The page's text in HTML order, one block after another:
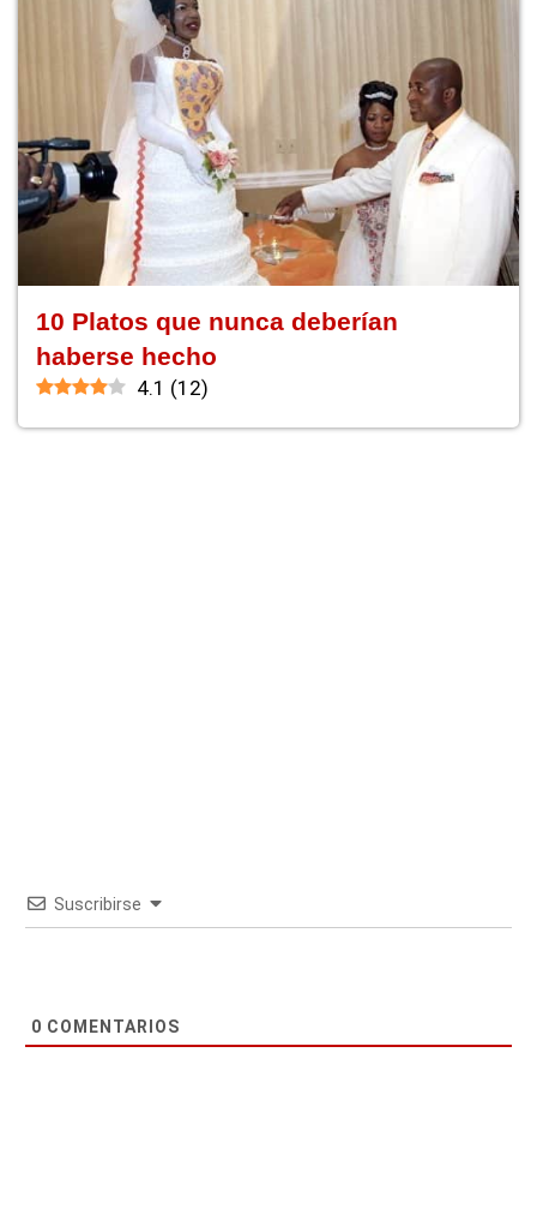
10 Platos que nunca deberían
haberse hecho
4.1 (12)
Suscribirse
0 COMENTARIOS